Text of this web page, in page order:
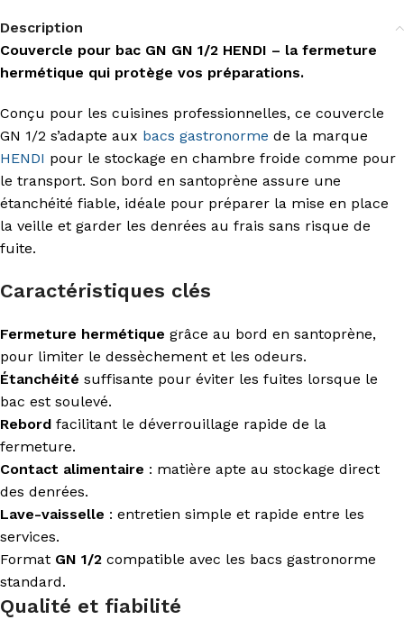
Description
Couvercle pour bac GN GN 1/2 HENDI – la fermeture
hermétique qui protège vos préparations.
Conçu pour les cuisines professionnelles, ce couvercle
GN 1/2 s’adapte aux bacs gastronorme de la marque
HENDI pour le stockage en chambre froide comme pour
le transport. Son bord en santoprène assure une
étanchéité fiable, idéale pour préparer la mise en place
la veille et garder les denrées au frais sans risque de
fuite.
Caractéristiques clés
Fermeture hermétique grâce au bord en santoprène,
pour limiter le dessèchement et les odeurs.
Étanchéité suffisante pour éviter les fuites lorsque le
bac est soulevé.
Rebord facilitant le déverrouillage rapide de la
fermeture.
Contact alimentaire : matière apte au stockage direct
des denrées.
Lave-vaisselle : entretien simple et rapide entre les
services.
Format GN 1/2 compatible avec les bacs gastronorme
standard.
Qualité et fiabilité